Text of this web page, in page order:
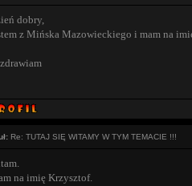
dobry,
z Mińska Mazowieckiego i mam na
Re: TUTAJ SIĘ WITAMY W TYM TEMACIE !!!
na imię Krzysztof.